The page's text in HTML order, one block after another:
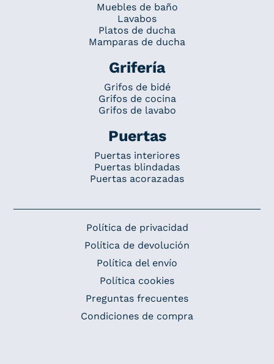
Muebles de baño
Lavabos
Platos de ducha
Mamparas de ducha
Grifería
Grifos de bidé
Grifos de cocina
Grifos de lavabo
Puertas
Puertas interiores
Puertas blindadas
Puertas acorazadas
Política de privacidad
Política de devolución
Política del envío
Política cookies
Preguntas frecuentes
Condiciones de compra